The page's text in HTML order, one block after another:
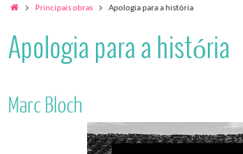
HomePrincipais obras Apologia para a história
Apologia para a história
Marc Bloch